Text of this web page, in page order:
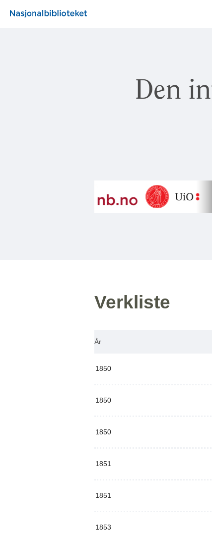
Den
Verkliste
År
1850
1850
1850
1851
1851
1853